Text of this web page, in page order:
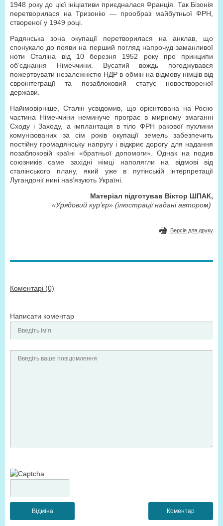
1948 року до цієї ініціативи приєдналася Франція. Так Бізонія
перетворилася на Тризонію — прообраз майбутньої ФРН,
створеної у 1949 році.
Радянська зона окупації перетворилася на анклав, що
спонукало до появи на перший погляд напрочуд заманливої
ноти Сталіна від 10 березня 1952 року про принципи
об’єднання Німеччини. Вусатий вождь погоджувався
пожертвувати незалежністю НДР в обмін на відмову німців від
євроінтеграції та позаблоковий статус новоствореної
держави.
Найімовірніше, Сталін усвідомив, що орієнтована на Росію
частина Німеччини неминуче програє в мирному змаганні
Сходу і Заходу, а імплантація в тіло ФРН ракової пухлини
комунізованих за сім років окупації земель забезпечить
постійну громадянську напругу і відкриє дорогу для надання
позаблоковій країні «братньої допомоги». Однак на подив
союзників саме західні німці наполягли на відмові від
сталінського плану, який уже в путінській інтерпретації
Лугандонії нині нав’язують Україні.
Матеріал підготував Віктор ШПАК,
«Урядовий кур’єр» (ілюстрації надані автором)
Версія для друку
Коментарі (0)
Написати коментар